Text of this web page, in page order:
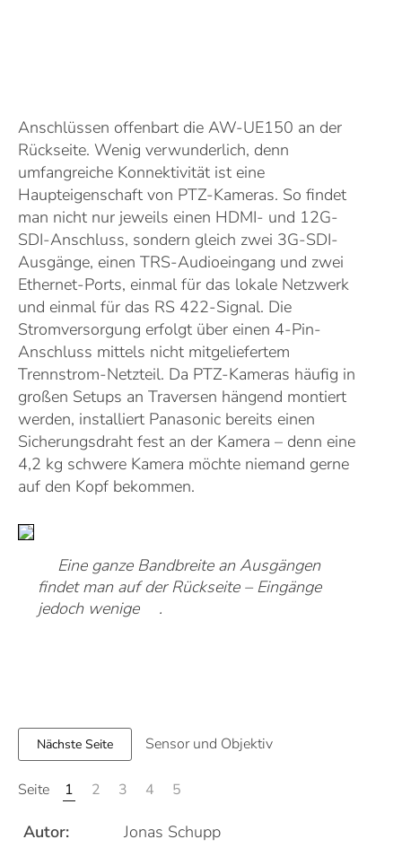
Anschlüssen offenbart die AW-UE150 an der
Rückseite. Wenig verwunderlich, denn
umfangreiche Konnektivität ist eine
Haupteigenschaft von PTZ-Kameras. So findet
man nicht nur jeweils einen HDMI- und 12G-
SDI-Anschluss, sondern gleich zwei 3G-SDI-
Ausgänge, einen TRS-Audioeingang und zwei
Ethernet-Ports, einmal für das lokale Netzwerk
und einmal für das RS 422-Signal. Die
Stromversorgung erfolgt über einen 4-Pin-
Anschluss mittels nicht mitgeliefertem
Trennstrom-Netzteil. Da PTZ-Kameras häufig in
großen Setups an Traversen hängend montiert
werden, installiert Panasonic bereits einen
Sicherungsdraht fest an der Kamera – denn eine
4,2 kg schwere Kamera möchte niemand gerne
auf den Kopf bekommen.
Eine ganze Bandbreite an Ausgängen
findet man auf der Rückseite – Eingänge
jedoch wenige
.
Nächste Seite Sensor und Objektiv
Seite 1 2 3 4 5
Autor:
Jonas Schupp